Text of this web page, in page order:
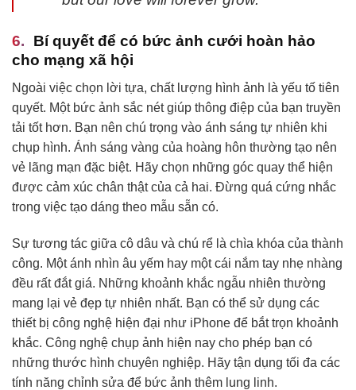
Bí quyết để có bức ảnh cưới hoàn hảo
cho mạng xã hội
Ngoài việc chọn lời tựa, chất lượng hình ảnh là yếu tố tiên
quyết. Một bức ảnh sắc nét giúp thông điệp của bạn truyền
tải tốt hơn. Bạn nên chú trọng vào ánh sáng tự nhiên khi
chụp hình. Ánh sáng vàng của hoàng hôn thường tạo nên
vẻ lãng mạn đặc biệt. Hãy chọn những góc quay thể hiện
được cảm xúc chân thật của cả hai. Đừng quá cứng nhắc
trong việc tạo dáng theo mẫu sẵn có.
Sự tương tác giữa cô dâu và chú rể là chìa khóa của thành
công. Một ánh nhìn âu yếm hay một cái nắm tay nhẹ nhàng
đều rất đắt giá. Những khoảnh khắc ngẫu nhiên thường
mang lại vẻ đẹp tự nhiên nhất. Bạn có thể sử dụng các
thiết bị công nghệ hiện đại như iPhone để bắt trọn khoảnh
khắc. Công nghệ chụp ảnh hiện nay cho phép bạn có
những thước hình chuyên nghiệp. Hãy tận dụng tối đa các
tính năng chỉnh sửa để bức ảnh thêm lung linh.